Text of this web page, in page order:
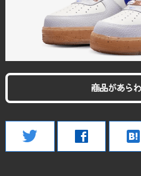
商品があらわ
twitter facebook hatenabookmark